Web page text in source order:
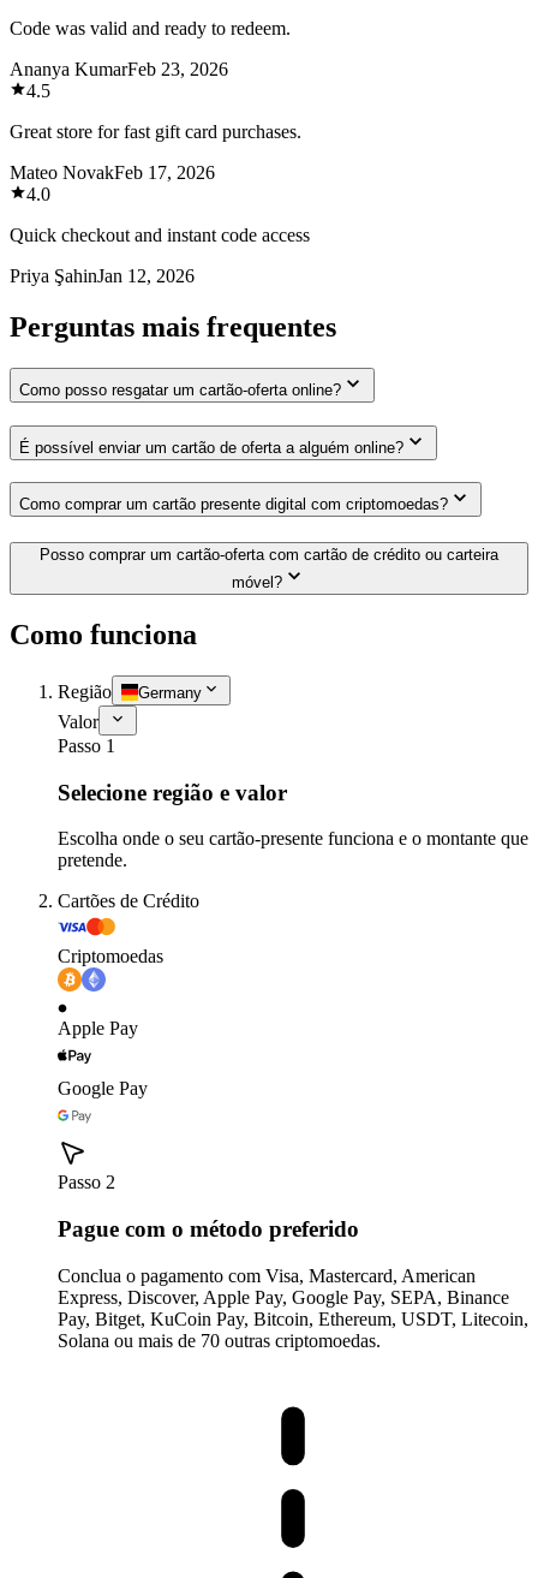
Code was valid and ready to redeem.
Ananya KumarFeb 23, 2026
4.5
Great store for fast gift card purchases.
Mateo NovakFeb 17, 2026
4.0
Quick checkout and instant code access
Priya ŞahinJan 12, 2026
Perguntas mais frequentes
Como posso resgatar um cartão-oferta online?
É possível enviar um cartão de oferta a alguém online?
Como comprar um cartão presente digital com criptomoedas?
Posso comprar um cartão-oferta com cartão de crédito ou carteira
móvel?
Como funciona
Região Germany
Valor
Passo 1
Selecione região e valor
Escolha onde o seu cartão-presente funciona e o montante que
pretende.
Cartões de Crédito
Criptomoedas
Apple Pay
Google Pay
Passo 2
Pague com o método preferido
Conclua o pagamento com Visa, Mastercard, American
Express, Discover, Apple Pay, Google Pay, SEPA, Binance
Pay, Bitget, KuCoin Pay, Bitcoin, Ethereum, USDT, Litecoin,
Solana ou mais de 70 outras criptomoedas.